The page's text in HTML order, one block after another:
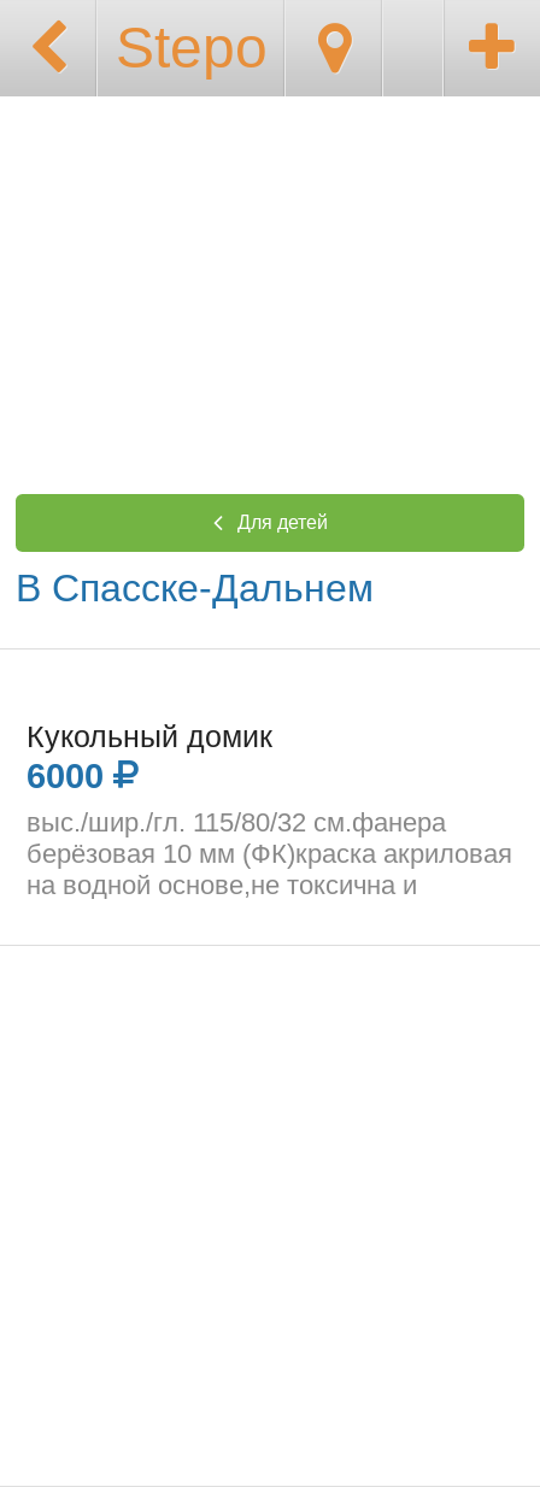
Stepo
Для детей
В Спасске-Дальнем
Кукольный домик
6000
выс./шир./гл. 115/80/32 см.фанера
берёзовая 10 мм (ФК)краска акриловая
на водной основе,не токсична и